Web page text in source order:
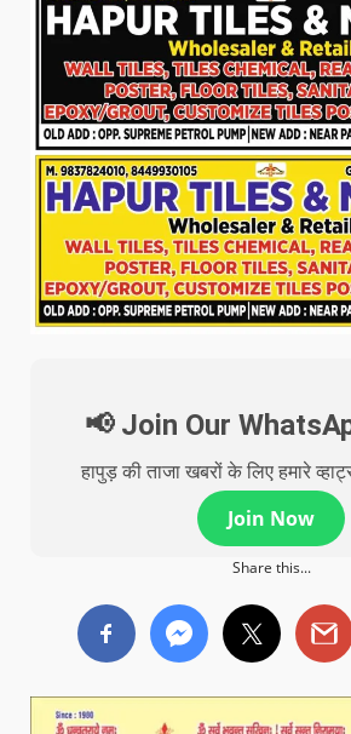
📢 Join Our
हापुड़ की ताजा खबरों के लिए हमारे
Join Now
Share this...